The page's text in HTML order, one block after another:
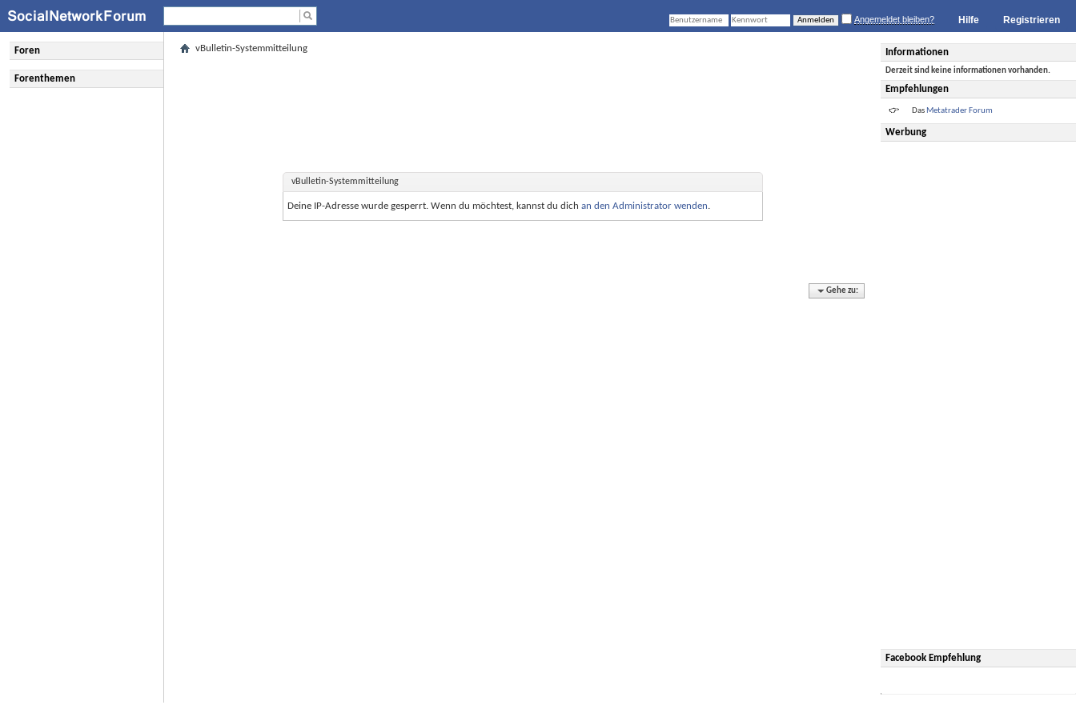
Registrieren
Hilfe
Angemeldet bleiben?
Informationen
Derzeit sind keine informationen vorhanden.
Empfehlungen
Das Metatrader Forum
Werbung
Facebook Empfehlung
Foren
Forenthemen
vBulletin-Systemmitteilung
vBulletin-Systemmitteilung
Deine IP-Adresse wurde gesperrt. Wenn du möchtest, kannst du dich an den Administrator wenden.
Gehe zu: